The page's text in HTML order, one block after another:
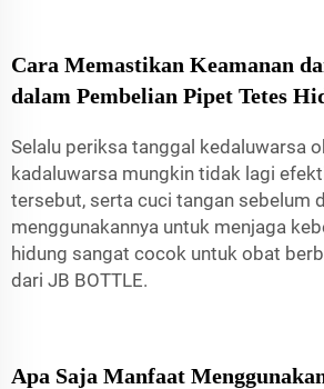
Cara Memastikan Keamanan
dalam Pembelian Pipet Tetes
Selalu periksa tanggal kedaluwarsa
kadaluwarsa mungkin tidak lagi
tersebut, serta cuci tangan sebelum
menggunakannya untuk menjaga
hidung sangat cocok untuk obat
dari JB BOTTLE.
Apa Saja Manfaat